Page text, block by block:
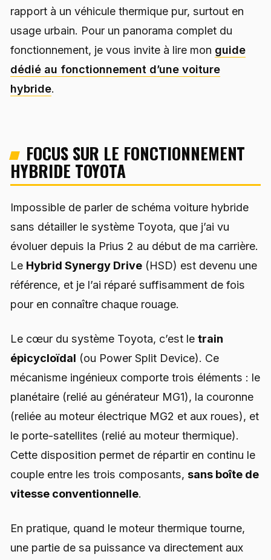
rapport à un véhicule thermique pur, surtout en
usage urbain. Pour un panorama complet du
fonctionnement, je vous invite à lire mon guide
dédié au fonctionnement d’une voiture
hybride.
FOCUS SUR LE FONCTIONNEMENT
HYBRIDE TOYOTA
Impossible de parler de schéma voiture hybride
sans détailler le système Toyota, que j’ai vu
évoluer depuis la Prius 2 au début de ma carrière.
Le Hybrid Synergy Drive (HSD) est devenu une
référence, et je l’ai réparé suffisamment de fois
pour en connaître chaque rouage.
Le cœur du système Toyota, c’est le train
épicycloïdal (ou Power Split Device). Ce
mécanisme ingénieux comporte trois éléments : le
planétaire (relié au générateur MG1), la couronne
(reliée au moteur électrique MG2 et aux roues), et
le porte-satellites (relié au moteur thermique).
Cette disposition permet de répartir en continu le
couple entre les trois composants, sans boîte de
vitesse conventionnelle.
En pratique, quand le moteur thermique tourne,
une partie de sa puissance va directement aux